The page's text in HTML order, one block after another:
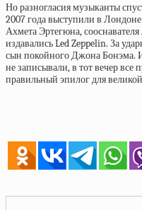
Но разногласия музыканты
2007 года выступили в
Ахмета Эртегюна,
издавались Led Zeppelin. За
сын покойного Джона Бонэма.
не записывали, в тот вечер
правильный эпилог для